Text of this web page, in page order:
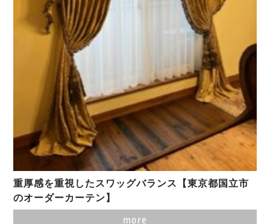
重厚感を重視したスワッグバランス【東京都国立市
のオーダーカーテン】
more